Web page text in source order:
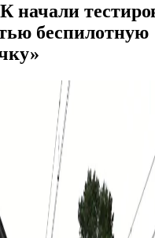
беспилотную